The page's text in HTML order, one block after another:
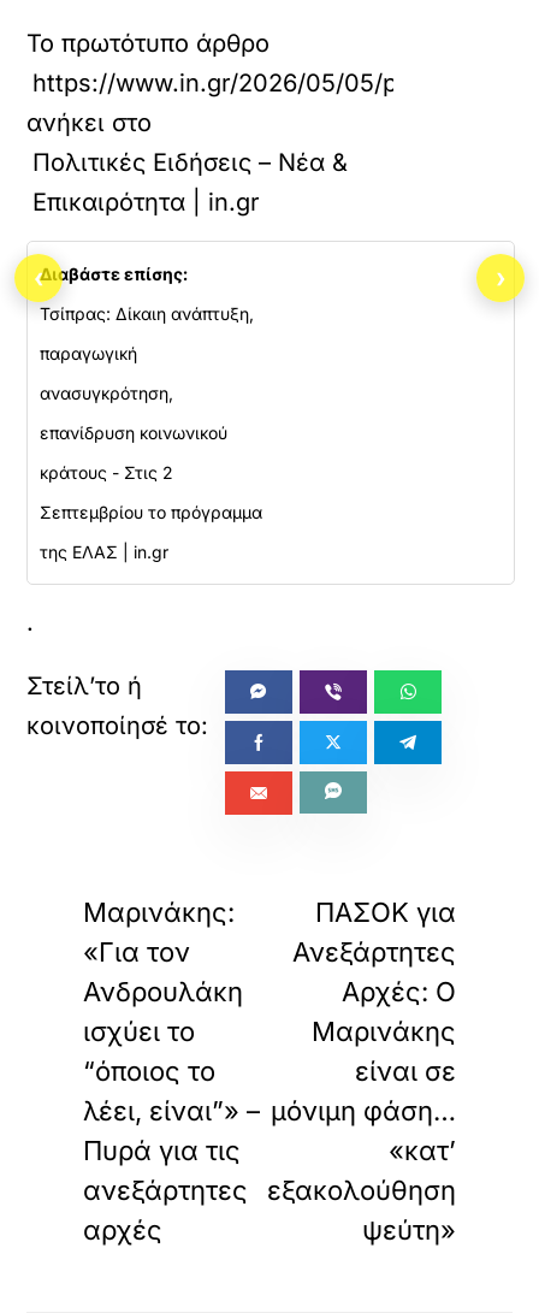
Το πρωτότυπο άρθρο
https://www.in.gr/2026/05/05/politics/
ανήκει στο
Πολιτικές Ειδήσεις – Νέα &
Επικαιρότητα | in.gr
Διαβάστε επίσης:
Τσίπρας: Δίκαιη ανάπτυξη,
παραγωγική
ανασυγκρότηση,
επανίδρυση κοινωνικού
κράτους - Στις 2
Σεπτεμβρίου το πρόγραμμα
της ΕΛΑΣ | in.gr
.
Μαρινάκης:
«Για τον
Ανδρουλάκη
ισχύει το
“όποιος το
λέει, είναι”» –
Πυρά για τις
ανεξάρτητες
αρχές
ΠΑΣΟΚ για
Ανεξάρτητες
Αρχές: Ο
Μαρινάκης
είναι σε
μόνιμη φάση…
«κατ’
εξακολούθηση
ψεύτη»
‹ ›